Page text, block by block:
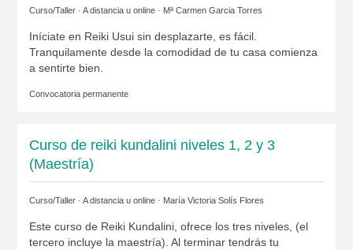
Curso/Taller · A distancia u online · Mª Carmen Garcia Torres
Iníciate en Reiki Usui sin desplazarte, es fácil.
Tranquilamente desde la comodidad de tu casa comienza
a sentirte bien.
Convocatoria permanente
Curso de reiki kundalini niveles 1, 2 y 3
(Maestría)
Curso/Taller · A distancia u online · María Victoria Solís Flores
Este curso de Reiki Kundalini, ofrece los tres niveles, (el
tercero incluye la maestría). Al terminar tendrás tu